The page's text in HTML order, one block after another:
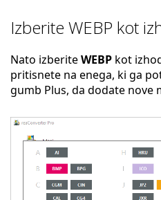
Izberite WEBP kot
Nato izberiteWEBP kot
pritisnete na enega, ki ga
gumb Plus, da dodate nove